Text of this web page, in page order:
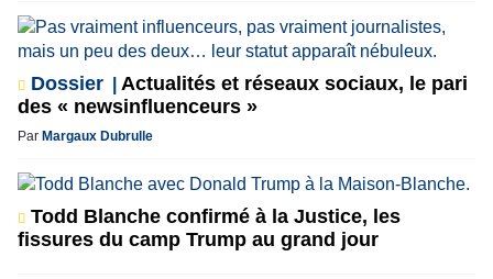
Dossier
Actualités et réseaux sociaux, le pari
des « newsinfluenceurs »
Par Margaux Dubrulle
Todd Blanche confirmé à la Justice, les
fissures du camp Trump au grand jour